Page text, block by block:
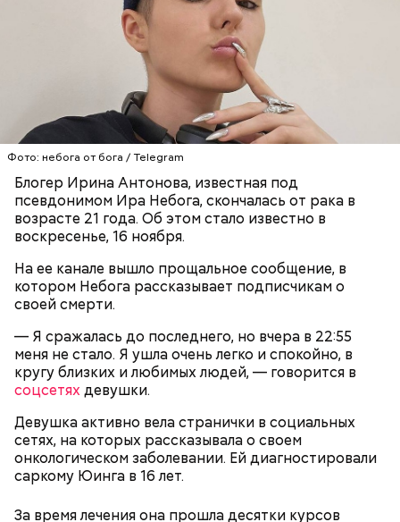
Фото: небога от бога / Telegram
Блогер Ирина Антонова, известная под
псевдонимом Ира Небога, скончалась от рака в
возрасте 21 года. Об этом стало известно в
воскресенье, 16 ноября.
На ее канале вышло прощальное сообщение, в
котором Небога рассказывает подписчикам о
своей смерти.
— Я сражалась до последнего, но вчера в 22:55
меня не стало. Я ушла очень легко и спокойно, в
кругу близких и любимых людей, — говорится в
соцсетяхдевушки.
Девушка активно вела странички в социальных
сетях, на которых рассказывала о своем
онкологическом заболевании. Ей диагностировали
саркому Юинга в 16 лет.
За время лечения она прошла десятки курсов
День малины со сливками
двух ингредиентов. Их можно купить в магазине
или сделать самостоятельно вместе со своими
родными и близкими.
кабачок;
брынза;
растительное масло;
помидоры черри либо грунтовые.
порезанную брынзу. Затем добавляются помидоры
черри или грунтовые, — рассказал шеф-повар.
беременным, кормящим женщинам;
пожилым;
детям.
— Там может содержаться огромное количество
нитратов, которое вызовет головокружение,
гипоксию и ухудшение физического состояния, —
предостерегла Соломатина.